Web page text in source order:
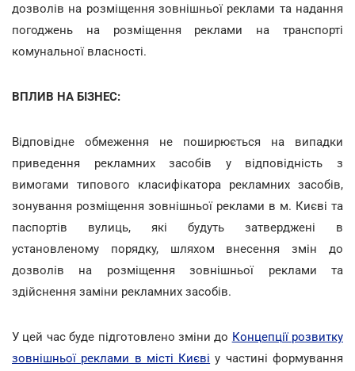
дозволів на розміщення зовнішньої реклами та надання
погоджень на розміщення реклами на транспорті
комунальної власності.
ВПЛИВ НА БІЗНЕС:
Відповідне обмеження не поширюється
на випадки
приведення рекламних засобів у відповідність з
вимогами типового класифікатора рекламних засобів,
зонування розміщення зовнішньої реклами в м. Києві та
паспортів вулиць, які будуть затверджені в
установленому порядку, шляхом внесення змін до
дозволів на розміщення зовнішньої реклами та
здійснення заміни рекламних засобів.
У цей час буде підготовлено зміни до Концепції розвитку
зовнішньої реклами в місті Києві у частині формування